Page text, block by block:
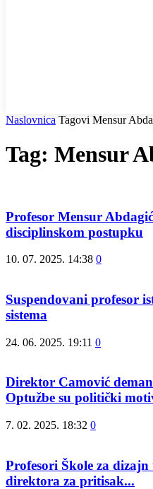
Naslovnica Tagovi Mensur
Tag: Mensur
Profesor Mensur
disciplinskom postupku
10. 07. 2025. 14:38 0
Suspendovani profesor
sistema
24. 06. 2025. 19:11 0
Direktor Camović
Optužbe su politički
7. 02. 2025. 18:32 0
Profesori Škole za
direktora za pritisak...